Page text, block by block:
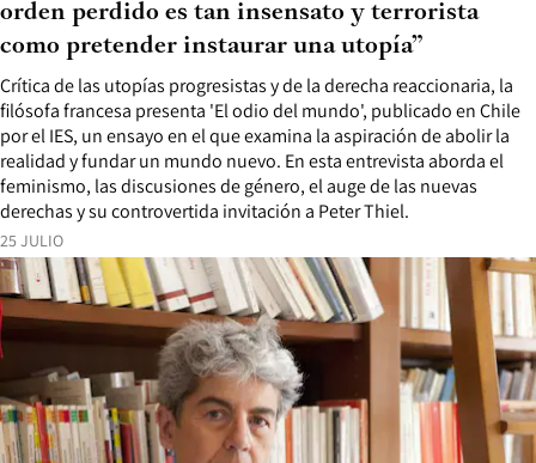
25 JULIO
Crítica de las utopías progresistas y de la derecha reaccionaria, la
filósofa francesa presenta 'El odio del mundo', publicado en Chile
por el IES, un ensayo en el que examina la aspiración de abolir la
realidad y fundar un mundo nuevo. En esta entrevista aborda el
feminismo, las discusiones de género, el auge de las nuevas
derechas y su controvertida invitación a Peter Thiel.
orden perdido es tan insensato y terrorista
como pretender instaurar una utopía”